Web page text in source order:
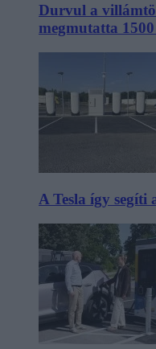
Durvul a
megmutatta
A Tesla így segíti